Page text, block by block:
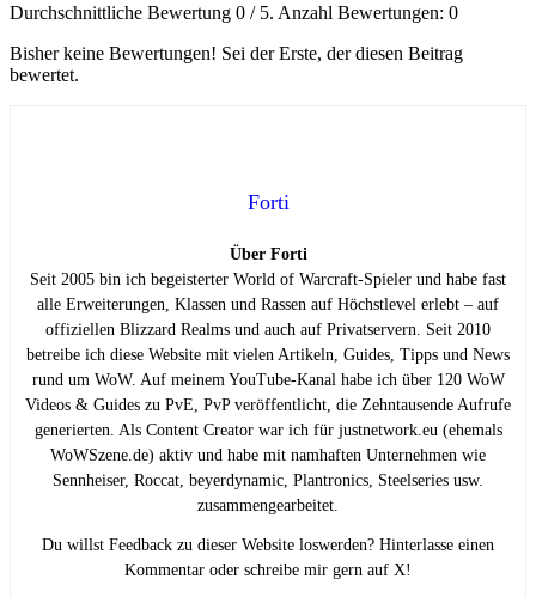
Durchschnittliche Bewertung 0 / 5. Anzahl Bewertungen: 0
Bisher keine Bewertungen! Sei der Erste, der diesen Beitrag
bewertet.
Forti
Über Forti
Seit 2005 bin ich begeisterter World of Warcraft-Spieler und habe fast
alle Erweiterungen, Klassen und Rassen auf Höchstlevel erlebt – auf
offiziellen Blizzard Realms und auch auf Privatservern. Seit 2010
betreibe ich diese Website mit vielen Artikeln, Guides, Tipps und News
rund um WoW. Auf meinem YouTube-Kanal habe ich über 120 WoW
Videos & Guides zu PvE, PvP veröffentlicht, die Zehntausende Aufrufe
generierten. Als Content Creator war ich für justnetwork.eu (ehemals
WoWSzene.de) aktiv und habe mit namhaften Unternehmen wie
Sennheiser, Roccat, beyerdynamic, Plantronics, Steelseries usw.
zusammengearbeitet.
Du willst Feedback zu dieser Website loswerden? Hinterlasse einen
Kommentar oder schreibe mir gern auf X!